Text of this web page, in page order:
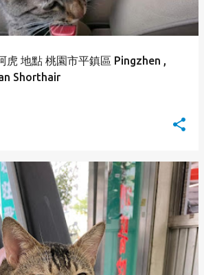
虎 地點 桃園市平鎮區 Pingzhen ,
Shorthair